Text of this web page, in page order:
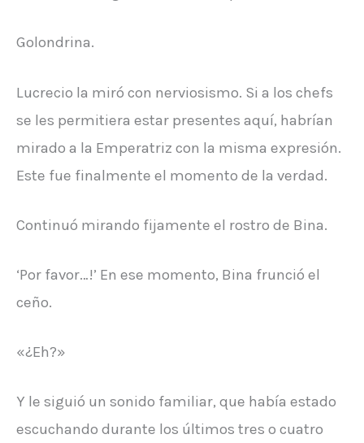
Golondrina.
Lucrecio la miró con nerviosismo. Si a los chefs
se les permitiera estar presentes aquí, habrían
mirado a la Emperatriz con la misma expresión.
Este fue finalmente el momento de la verdad.
Continuó mirando fijamente el rostro de Bina.
‘Por favor…!’ En ese momento, Bina frunció el
ceño.
«¿Eh?»
Y le siguió un sonido familiar, que había estado
escuchando durante los últimos tres o cuatro